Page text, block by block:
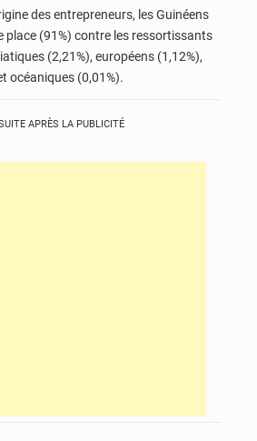
des entrepreneurs, les Guinéens
place (91%) contre les ressortissants
(2,21%), européens (1,12%),
océaniques (0,01%).
APRÈS LA PUBLICITÉ